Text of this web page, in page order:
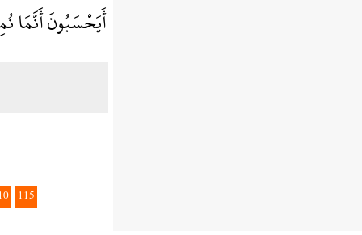
أَيَحْسَبُونَ أَنَّمَا
115